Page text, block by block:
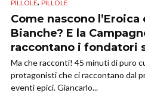
PILLOLE PILLOLE
Come nascono l’Eroica
Bianche? E la
raccontano i fondatori
Ma che racconti! 45 minuti di puro
protagonisti che ci raccontano dal
eventi epici. Giancarlo...